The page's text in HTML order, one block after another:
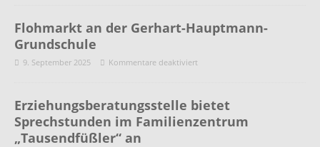
Flohmarkt an der Gerhart-Hauptmann-
Grundschule
9. September 2025 Kommentare deaktiviert
Erziehungsberatungsstelle bietet
Sprechstunden im Familienzentrum
„Tausendfüßler“ an